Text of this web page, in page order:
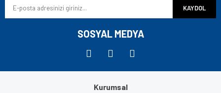
Ürün fiyatı diğer sitelerden daha pahalı.
KAYDOL
SOSYAL MEDYA
Kurumsal